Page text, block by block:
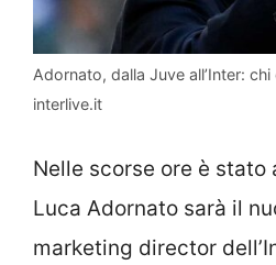
Adornato, dalla Juve all’Inter:
interlive.it
Nelle scorse ore è stato
Luca Adornato sarà il
marketing director